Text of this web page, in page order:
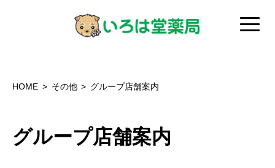
HOME その他 グループ店舗案内
グループ店舗案内